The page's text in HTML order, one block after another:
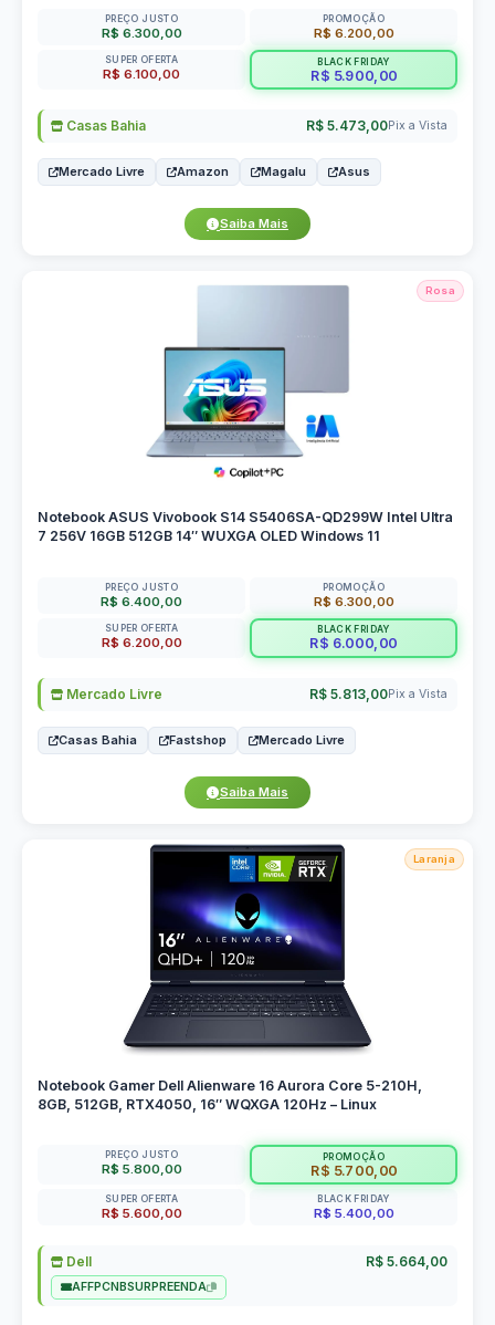
PREÇO JUSTO
R$ 6.300,00
PROMOÇÃO
R$ 6.200,00
SUPER OFERTA
R$ 6.100,00
BLACK FRIDAY
R$ 5.900,00
Casas Bahia R$ 5.473,00Pix a Vista
Mercado Livre Amazon Magalu Asus
Saiba Mais
Rosa
Notebook ASUS Vivobook S14 S5406SA-QD299W Intel Ultra
7 256V 16GB 512GB 14″ WUXGA OLED Windows 11
PREÇO JUSTO
R$ 6.400,00
PROMOÇÃO
R$ 6.300,00
SUPER OFERTA
R$ 6.200,00
BLACK FRIDAY
R$ 6.000,00
Mercado Livre R$ 5.813,00Pix a Vista
Casas Bahia Fastshop Mercado Livre
Saiba Mais
Laranja
Notebook Gamer Dell Alienware 16 Aurora Core 5-210H,
8GB, 512GB, RTX4050, 16″ WQXGA 120Hz – Linux
PREÇO JUSTO
R$ 5.800,00
PROMOÇÃO
R$ 5.700,00
SUPER OFERTA
R$ 5.600,00
BLACK FRIDAY
R$ 5.400,00
Dell R$ 5.664,00
AFFPCNBSURPREENDA